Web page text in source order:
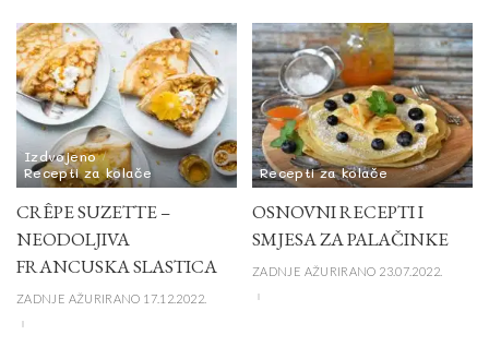
Izdvojeno
Recepti za kolače
CRÊPE SUZETTE –
NEODOLJIVA
FRANCUSKA SLASTICA
ZADNJE AŽURIRANO 17.12.2022.
Recepti za kolače
OSNOVNI RECEPTI I
SMJESA ZA PALAČINKE
ZADNJE AŽURIRANO 23.07.2022.